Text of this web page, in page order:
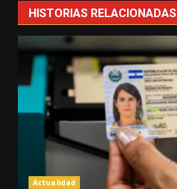
HISTORIAS RELACIONADAS
Actualidad